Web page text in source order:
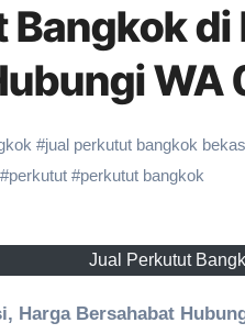
di
WA
#jual perkutut bangkok
#perkutut #perkutut bangkok
Jual Perkutut
Harga Bersahabat